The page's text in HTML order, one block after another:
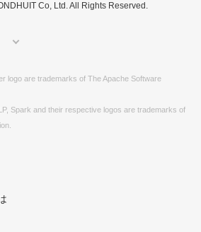
Co, Ltd. All Rights Reserved.
logo are trademarks of The Apache Software
Spark and their respective logos are trademarks of